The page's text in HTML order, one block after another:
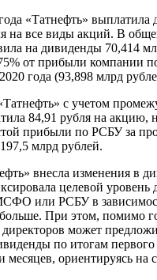
«Татнефть» выплатила
на все виды акций. В
на дивиденды 70,414
от прибыли компании
года (93,898 млрд
с учетом
84,91 рубля на акцию,
прибыли по РСБУ за
млрд рублей.
внесла изменения в
целевой
или РСБУ в
больше. При этом, помимо
может
по итогам первого
месяцев, ориентируясь на